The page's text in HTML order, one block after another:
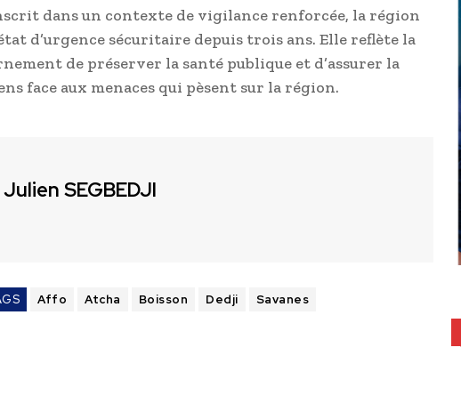
dans un contexte de vigilance renforcée, la région
d’urgence sécuritaire depuis trois ans. Elle reflète la
de préserver la santé publique et d’assurer la
face aux menaces qui pèsent sur la région.
Julien SEGBEDJI
Affo Atcha Boisson Dedji Savanes